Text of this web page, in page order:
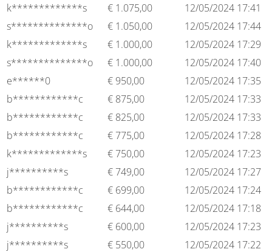
k*************s
€ 1.075,00
12/05/2024 17:41
s**************o
€ 1.050,00
12/05/2024 17:44
k*************s
€ 1.000,00
12/05/2024 17:29
s**************o
€ 1.000,00
12/05/2024 17:40
e******0
€ 950,00
12/05/2024 17:35
b************c
€ 875,00
12/05/2024 17:33
b************c
€ 825,00
12/05/2024 17:33
b************c
€ 775,00
12/05/2024 17:28
k*************s
€ 750,00
12/05/2024 17:23
j**********s
€ 749,00
12/05/2024 17:27
b************c
€ 699,00
12/05/2024 17:24
b************c
€ 644,00
12/05/2024 17:18
j**********s
€ 600,00
12/05/2024 17:23
j**********s
€ 550,00
12/05/2024 17:22